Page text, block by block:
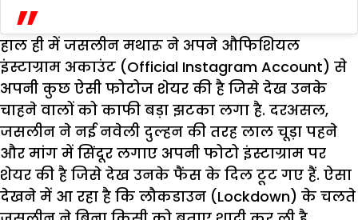
हाल ही में जसलीन मथारू ने अपने औफिशियल
इंस्टाग्राम अकाउंट (Official Instagram Account) से
अपनी कुछ ऐसी फोटोज शेयर की है जिसे देख उनके
चाहने वालों को काफी बड़ा झटका लगा है. दरअसल,
जसलीन ने नई नवेली दुल्हन की तरह लाल चूड़ा पहने
और मांग में सिंदूर लगाए अपनी फोटो इंस्टाग्राम पर
शेयर की है जिसे देख उनके फैंस के दिल टूट गए हैं. ऐसा
देखने में आ रहा है कि लौकडाउन (Lockdown) के चलते